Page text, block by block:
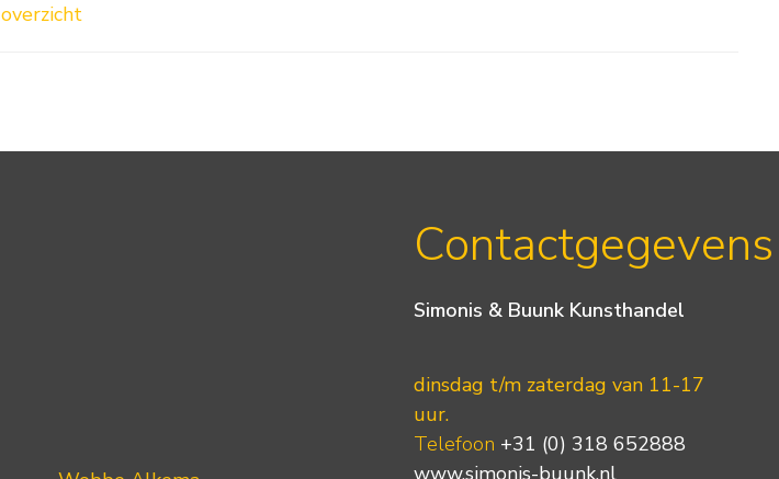
overzicht
Contactgegevens
Simonis & Buunk Kunsthandel
dinsdag t/m zaterdag van 11-17
uur.
Telefoon +31 (0) 318 652888